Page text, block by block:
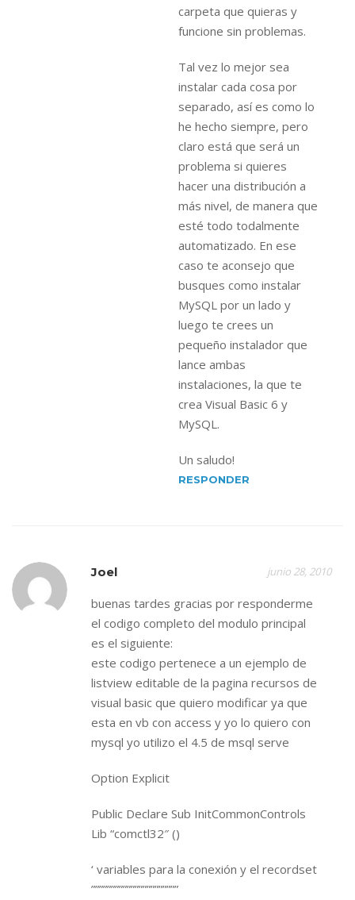
carpeta que quieras y
funcione sin problemas.
Tal vez lo mejor sea
instalar cada cosa por
separado, así es como lo
he hecho siempre, pero
claro está que será un
problema si quieres
hacer una distribución a
más nivel, de manera que
esté todo todalmente
automatizado. En ese
caso te aconsejo que
busques como instalar
MySQL por un lado y
luego te crees un
pequeño instalador que
lance ambas
instalaciones, la que te
crea Visual Basic 6 y
MySQL.
Un saludo!
RESPONDER
Joel junio 28, 2010
buenas tardes gracias por responderme
el codigo completo del modulo principal
es el siguiente:
este codigo pertenece a un ejemplo de
listview editable de la pagina recursos de
visual basic que quiero modificar ya que
esta en vb con access y yo lo quiero con
mysql yo utilizo el 4.5 de msql serve
Option Explicit
Public Declare Sub InitCommonControls
Lib “comctl32″ ()
‘ variables para la conexión y el recordset
””””””””””””””””””””””